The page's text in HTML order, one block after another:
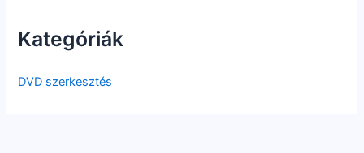
Kategóriák
DVD szerkesztés